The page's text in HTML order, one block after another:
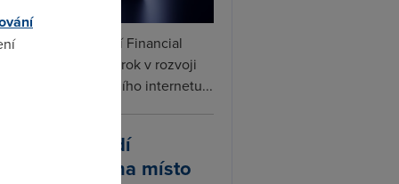
podle informací Financial
připravuje další krok v rozvoji
Vedle satelitního internetu...
zavádí
jména místo